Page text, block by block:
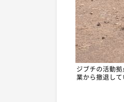
ジブチの活動
業から撤退し